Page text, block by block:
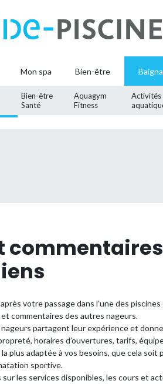
Mon spa Bien-être
Bien-être
Santé
Aquagym
Fitness
Activités
votre passage dans l’une des
commentaires des autres nageurs.
partagent leur expérience et
horaires d’ouvertures, tarifs,
plus adaptée à vos besoins, que cela
sportive.
les services disponibles, les cours et